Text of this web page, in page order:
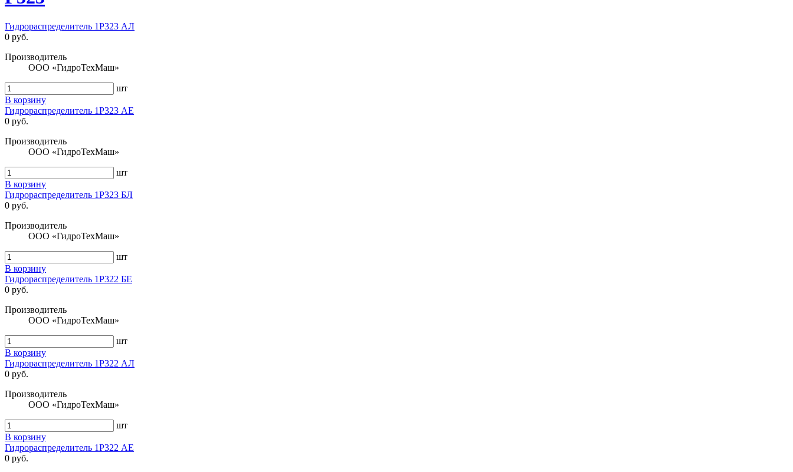
Гидрораспределитель 1Р323 АЛ
0 руб.
Производитель
ООО «ГидроТехМаш»
шт
В корзину
Гидрораспределитель 1Р323 АЕ
0 руб.
Производитель
ООО «ГидроТехМаш»
шт
В корзину
Гидрораспределитель 1Р323 БЛ
0 руб.
Производитель
ООО «ГидроТехМаш»
шт
В корзину
Гидрораспределитель 1Р322 БЕ
0 руб.
Производитель
ООО «ГидроТехМаш»
шт
В корзину
Гидрораспределитель 1Р322 АЛ
0 руб.
Производитель
ООО «ГидроТехМаш»
шт
В корзину
Гидрораспределитель 1Р322 АЕ
0 руб.